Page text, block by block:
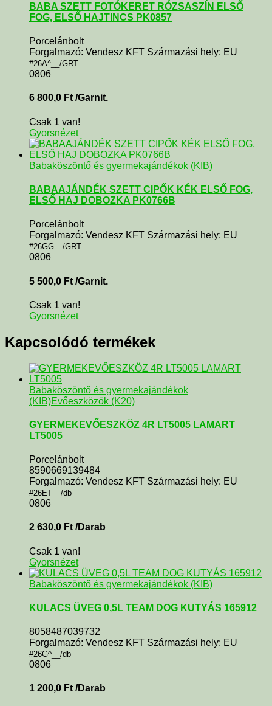
BABA SZETT FOTÓKERET RÓZSASZÍN ELSŐ
FOG, ELSŐ HAJTINCS PK0857
Porcelánbolt
Forgalmazó: Vendesz KFT Származási hely: EU
#26A^__/GRT
0806
6 800,0 Ft /Garnit.
Csak 1 van!
Gyorsnézet
Babaköszöntő és gyermekajándékok (KIB)
BABAAJÁNDÉK SZETT CIPŐK KÉK ELSŐ FOG,
ELSŐ HAJ DOBOZKA PK0766B
Porcelánbolt
Forgalmazó: Vendesz KFT Származási hely: EU
#26GG__/GRT
0806
5 500,0 Ft /Garnit.
Csak 1 van!
Gyorsnézet
Kapcsolódó termékek
Babaköszöntő és gyermekajándékok
(KIB)Evőeszközök (K20)
GYERMEKEVŐESZKÖZ 4R LT5005 LAMART
LT5005
Porcelánbolt
8590669139484
Forgalmazó: Vendesz KFT Származási hely: EU
#26ET__/db
0806
2 630,0 Ft /Darab
Csak 1 van!
Gyorsnézet
Babaköszöntő és gyermekajándékok (KIB)
KULACS ÜVEG 0,5L TEAM DOG KUTYÁS 165912
8058487039732
Forgalmazó: Vendesz KFT Származási hely: EU
#26G^__/db
0806
1 200,0 Ft /Darab